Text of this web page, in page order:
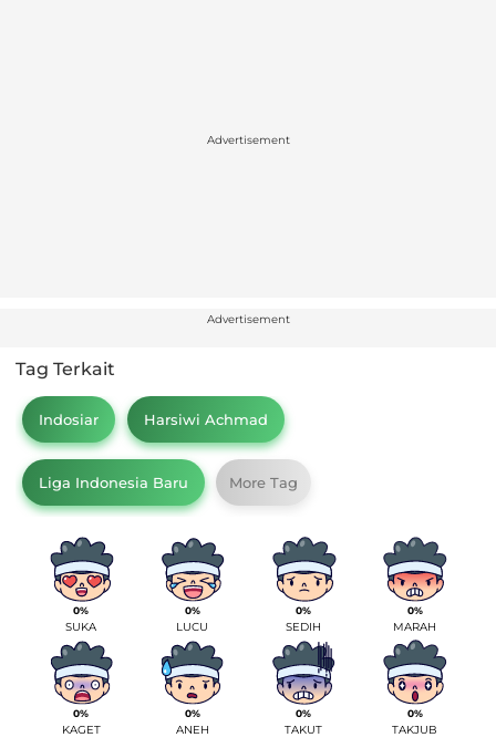
Advertisement
Advertisement
Tag Terkait
Indosiar Harsiwi Achmad
Liga Indonesia Baru More Tag
0%
SUKA
0%
LUCU
0%
SEDIH
0%
MARAH
0%
KAGET
0%
ANEH
0%
TAKUT
0%
TAKJUB